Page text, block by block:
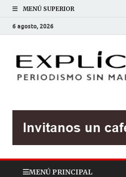
MENÚ SUPERIOR
6 agosto, 2026
MENÚ PRINCIPAL